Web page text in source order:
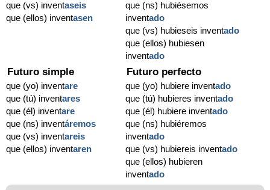
que (vs) inventaseis
que (ellos) inventasen
que (ns) hubiésemos
inventado
que (vs) hubieseis inventado
que (ellos) hubiesen
inventado
Futuro simple
que (yo) inventare
que (tú) inventares
que (él) inventare
que (ns) inventáremos
que (vs) inventareis
que (ellos) inventaren
Futuro perfecto
que (yo) hubiere inventado
que (tú) hubieres inventado
que (él) hubiere inventado
que (ns) hubiéremos
inventado
que (vs) hubiereis inventado
que (ellos) hubieren
inventado